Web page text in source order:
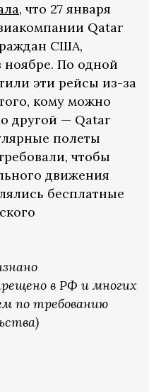
, что 27 января
Qatar
США,
ноябре. По одной
эти рейсы из-за
кому можно
другой — Qatar
полеты
чтобы
движения
бесплатные
в РФ и многих
по требованию